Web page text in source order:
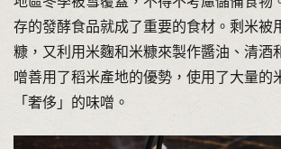
存的發酵食品就成了重要的食材。剩米被
糠，又利用米麴和米糠來製作醬油、清酒
噌善用了稻米產地的優勢，使用了大量的
「奢侈」的味噌。